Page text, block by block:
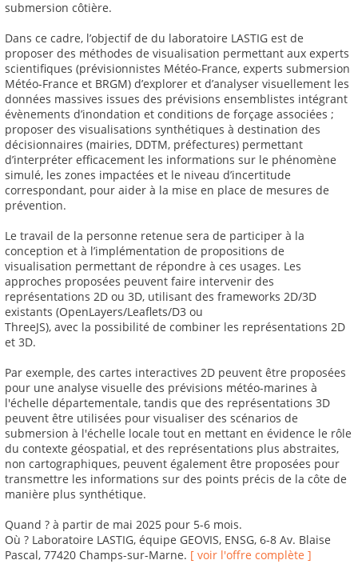
submersion côtière.
Dans ce cadre, l’objectif de du laboratoire LASTIG est de
proposer des méthodes de visualisation permettant aux experts
scientifiques (prévisionnistes Météo-France, experts submersion
Météo-France et BRGM) d’explorer et d’analyser visuellement les
données massives issues des prévisions ensemblistes intégrant
évènements d’inondation et conditions de forçage associées ;
proposer des visualisations synthétiques à destination des
décisionnaires (mairies, DDTM, préfectures) permettant
d’interpréter efficacement les informations sur le phénomène
simulé, les zones impactées et le niveau d’incertitude
correspondant, pour aider à la mise en place de mesures de
prévention.
Le travail de la personne retenue sera de participer à la
conception et à l’implémentation de propositions de
visualisation permettant de répondre à ces usages. Les
approches proposées peuvent faire intervenir des
représentations 2D ou 3D, utilisant des frameworks 2D/3D
existants (OpenLayers/Leaflets/D3 ou
ThreeJS), avec la possibilité de combiner les représentations 2D
et 3D.
Par exemple, des cartes interactives 2D peuvent être proposées
pour une analyse visuelle des prévisions météo-marines à
l'échelle départementale, tandis que des représentations 3D
peuvent être utilisées pour visualiser des scénarios de
submersion à l'échelle locale tout en mettant en évidence le rôle
du contexte géospatial, et des représentations plus abstraites,
non cartographiques, peuvent également être proposées pour
transmettre les informations sur des points précis de la côte de
manière plus synthétique.
Quand ? à partir de mai 2025 pour 5-6 mois.
Où ? Laboratoire LASTIG, équipe GEOVIS, ENSG, 6-8 Av. Blaise
Pascal, 77420 Champs-sur-Marne. [ voir l'offre complète ]